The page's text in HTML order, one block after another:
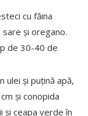
cu făina
și oregano.
de 30-40 de
ulei și puțină apă,
și conopida
și ceapa verde în